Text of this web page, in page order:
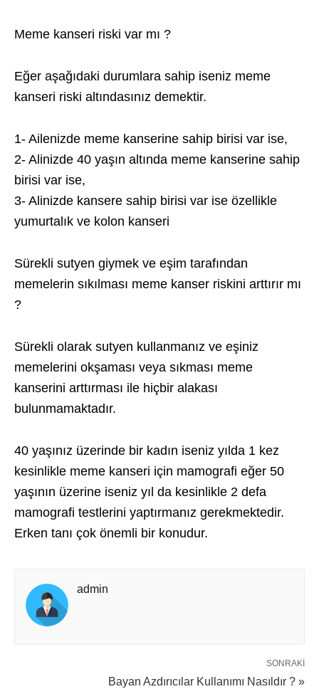
Meme kanseri riski var mı ?
Eğer aşağıdaki durumlara sahip iseniz meme
kanseri riski altındasınız demektir.
1- Ailenizde meme kanserine sahip birisi var ise,
2- Alinizde 40 yaşın altında meme kanserine sahip
birisi var ise,
3- Alinizde kansere sahip birisi var ise özellikle
yumurtalık ve kolon kanseri
Sürekli sutyen giymek ve eşim tarafından
memelerin sıkılması meme kanser riskini arttırır mı
?
Sürekli olarak sutyen kullanmanız ve eşiniz
memelerini okşaması veya sıkması meme
kanserini arttırması ile hiçbir alakası
bulunmamaktadır.
40 yaşınız üzerinde bir kadın iseniz yılda 1 kez
kesinlikle meme kanseri için mamografi eğer 50
yaşının üzerine iseniz yıl da kesinlikle 2 defa
mamografi testlerini yaptırmanız gerekmektedir.
Erken tanı çok önemli bir konudur.
admin
SONRAKI
Bayan Azdırıcılar Kullanımı Nasıldır ? »